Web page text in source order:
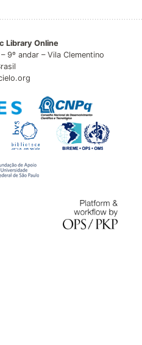
Library Online
9º andar – Vila Clementino